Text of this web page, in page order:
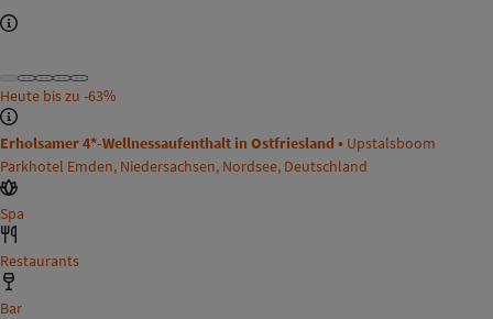
Heute bis zu -63%
Erholsamer 4*-Wellnessaufenthalt in Ostfriesland • Upstalsboom
Parkhotel Emden, Niedersachsen, Nordsee, Deutschland
Spa
Restaurants
Bar